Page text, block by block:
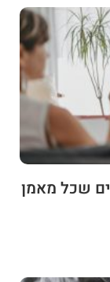
שכל מאמן